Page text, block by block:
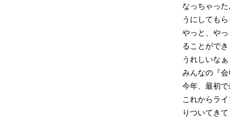
なっちゃっ
うにしても
やっと、や
ることがで
うれしいな
みんなの『
今年、最初
これからラ
りついてき